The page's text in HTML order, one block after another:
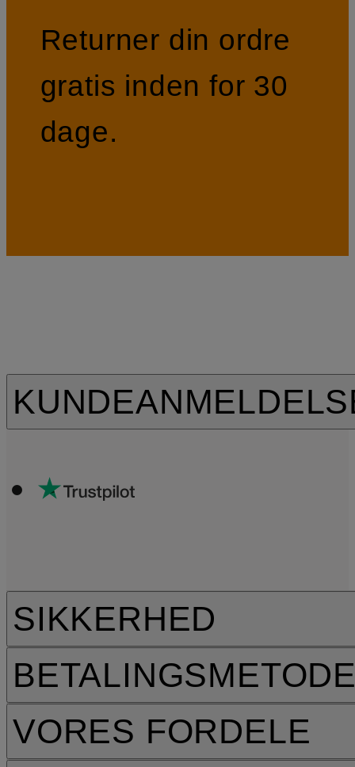
Returner din ordre
gratis inden for 30
dage.
SIKKERHED
VORES FORDELE